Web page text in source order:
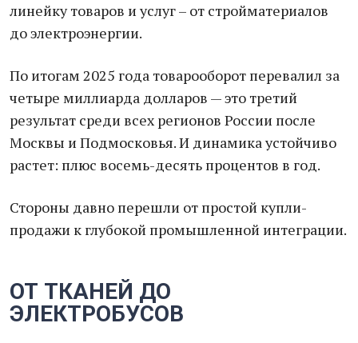
линейку товаров и услуг – от стройматериалов
до электроэнергии.
По итогам 2025 года товарооборот перевалил за
четыре миллиарда долларов — это третий
результат среди всех регионов России после
Москвы и Подмосковья. И динамика устойчиво
растет: плюс восемь-десять процентов в год.
Стороны давно перешли от простой купли-
продажи к глубокой промышленной интеграции.
ОТ ТКАНЕЙ ДО
ЭЛЕКТРОБУСОВ